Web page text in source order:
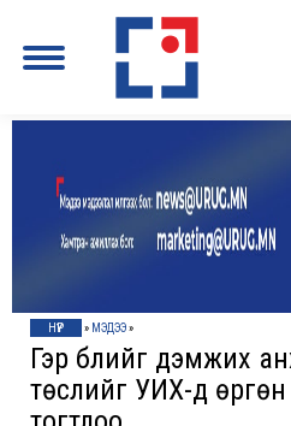
НҮҮР » МЭДЭЭ»
Гэр бүлийг дэмжих
төслийг УИХ-д өргөн